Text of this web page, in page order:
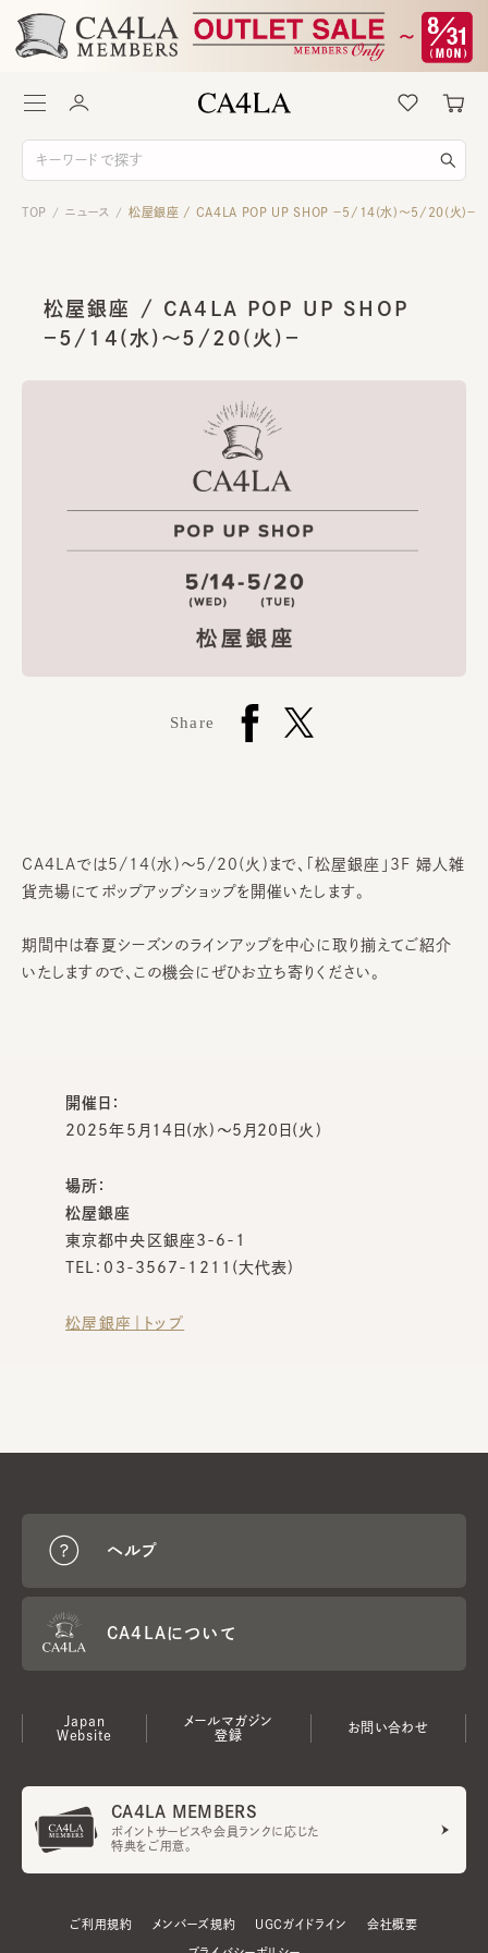
TOP / ニュース / 松屋銀座 / CA4LA POP UP SHOP －5/14(水)～5/20(火)－
松屋銀座 / CA4LA POP UP SHOP
－5/14(水)～5/20(火)－
Share
CA4LAでは5/14(水)～5/20(火)まで、「松屋銀座」3F 婦人雑
貨売場にてポップアップショップを開催いたします。
期間中は春夏シーズンのラインアップを中心に取り揃えてご紹介
いたしますので、この機会にぜひお立ち寄りください。
開催日：
2025年5月14日(水)～5月20日(火)
場所：
松屋銀座
東京都中央区銀座3-6-1
TEL：03-3567-1211(大代表)
松屋銀座｜トップ
ヘルプ
CA4LAについて
Japan
Website
メールマガジン
登録
お問い合わせ
CA4LA MEMBERS
ポイントサービスや会員ランクに応じた
特典をご用意。
ご利用規約 メンバーズ規約 UGCガイドライン 会社概要